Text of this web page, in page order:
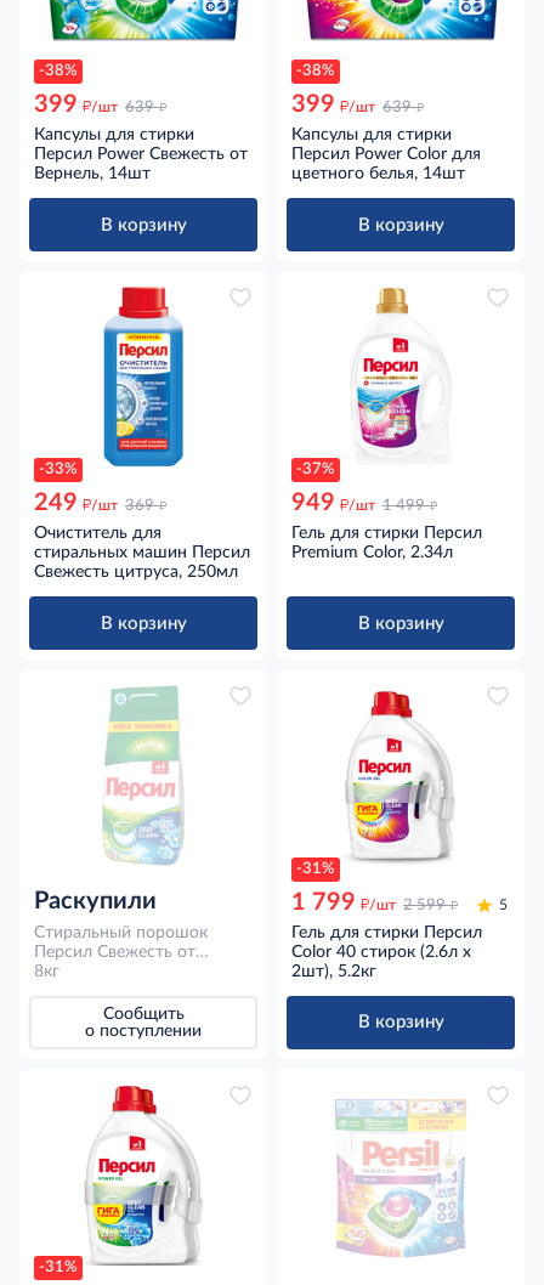
-38%
399 д/шт 639 д
Капсулы для стирки
Персил Power Свежесть от
Вернель, 14шт
В корзину
-38%
399 д/шт 639 д
Капсулы для стирки
Персил Power Color для
цветного белья, 14шт
В корзину
-33%
249 д/шт 369 д
Очиститель для
стиральных машин Персил
Свежесть цитруса, 250мл
В корзину
-37%
949 д/шт 1 499 д
Гель для стирки Персил
Premium Color, 2.34л
В корзину
Раскупили
Стиральный порошок
Персил Свежесть от
Вернель для белого белья
8кг
Сообщить
о поступлении
-31%
1 799 д/шт 2 599 д 5
Гель для стирки Персил
Color 40 стирок (2.6л x
2шт), 5.2кг
В корзину
-31%